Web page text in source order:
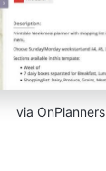
via OnPlanners